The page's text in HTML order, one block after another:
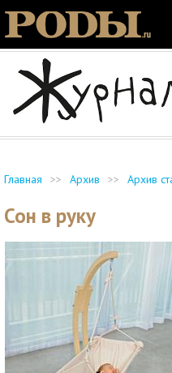
Главная >> Архив >> Архив
Сон в руку